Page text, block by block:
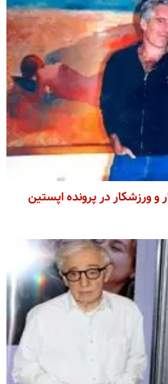
ورزشکار در پرونده اپستین